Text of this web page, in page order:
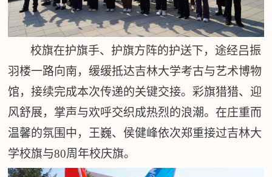
校旗在护旗手、护旗方阵的护送下，途经吕振
羽楼一路向南，缓缓抵达吉林大学考古与艺术博物
馆，接续完成本次传递的关键交接。彩旗猎猎、迎
风舒展，掌声与欢呼交织成热烈的浪潮。在庄重而
温馨的氛围中，王巍、侯健峰依次郑重接过吉林大
学校旗与80周年校庆旗。